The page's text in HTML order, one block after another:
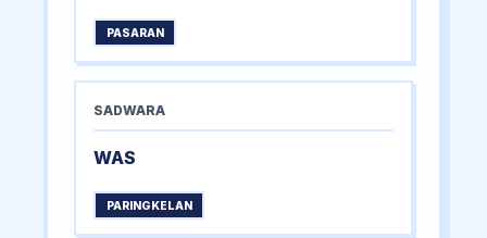
PASARAN
SADWARA
WAS
PARINGKELAN